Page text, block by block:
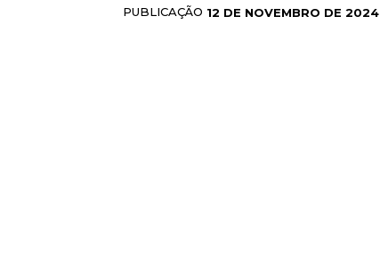
PUBLICAÇÃO 12 DE NOVEMBRO DE 2024